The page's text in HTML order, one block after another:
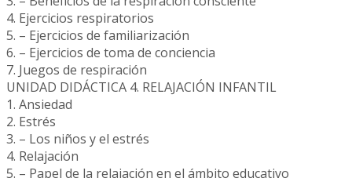
4. Ejercicios respiratorios
5. – Ejercicios de familiarización
6. – Ejercicios de toma de conciencia
7. Juegos de respiración
UNIDAD DIDÁCTICA 4. RELAJACIÓN INFANTIL
1. Ansiedad
2. Estrés
3. – Los niños y el estrés
4. Relajación
5. – Papel de la relajación en el ámbito educativo